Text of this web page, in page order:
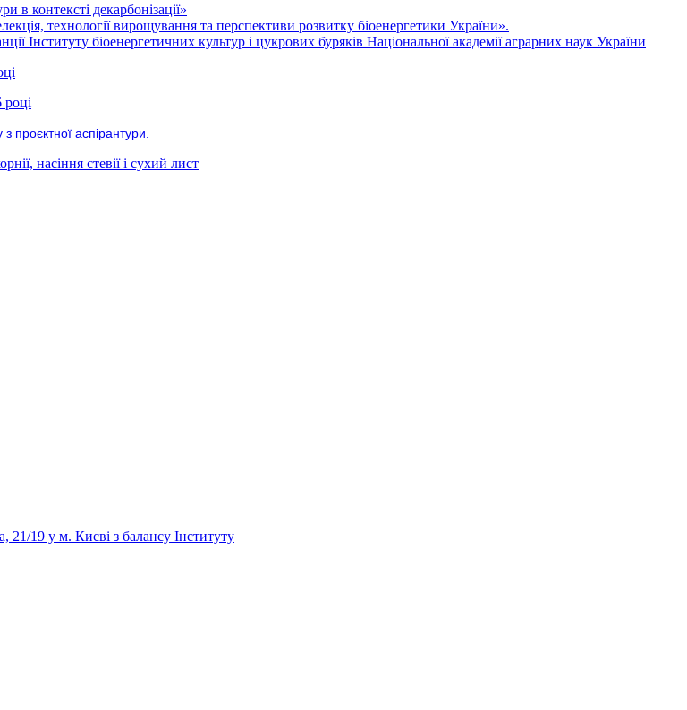
в контексті декарбонізації»
технології вирощування та перспективи розвитку біоенергетики України».
Інституту біоенергетичних культур і цукрових буряків Національної академії аграрних наук України
проєктної аспірантури.
насіння стевії і сухий лист
19 у м. Києві з балансу Інституту